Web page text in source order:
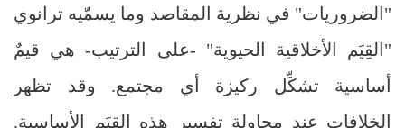
"الضروريات" في نظرية المقاصد وما يسمّيه ترانوي
"القِيَم الأخلاقية الحيوية" -على الترتيب- هي قيمٌ
أساسية تشكِّل ركيزة أي مجتمع. وقد تظهر
الخلافات عند محاولة تفسير هذه القِيَم الأساسية.